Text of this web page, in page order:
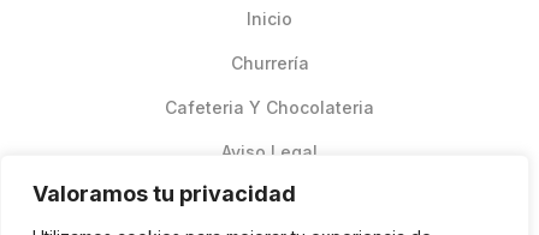
Valoramos tu privacidad
Inicio
Churrería
Cafeteria Y Chocolateria
Aviso Legal